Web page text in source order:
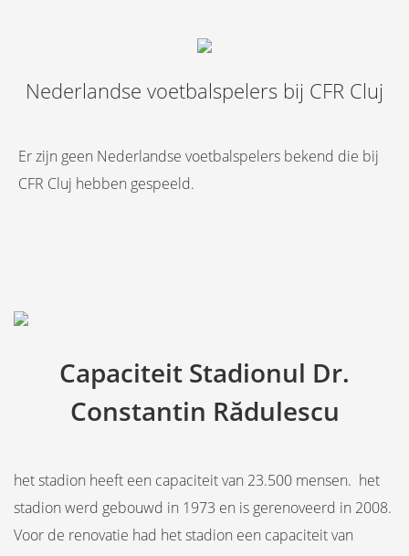
Nederlandse voetbalspelers bij CFR Cluj
Er zijn geen Nederlandse voetbalspelers bekend die bij
CFR Cluj hebben gespeeld.
Capaciteit Stadionul Dr.
Constantin Rădulescu
het stadion heeft een capaciteit van 23.500 mensen. het
stadion werd gebouwd in 1973 en is gerenoveerd in 2008.
Voor de renovatie had het stadion een capaciteit van